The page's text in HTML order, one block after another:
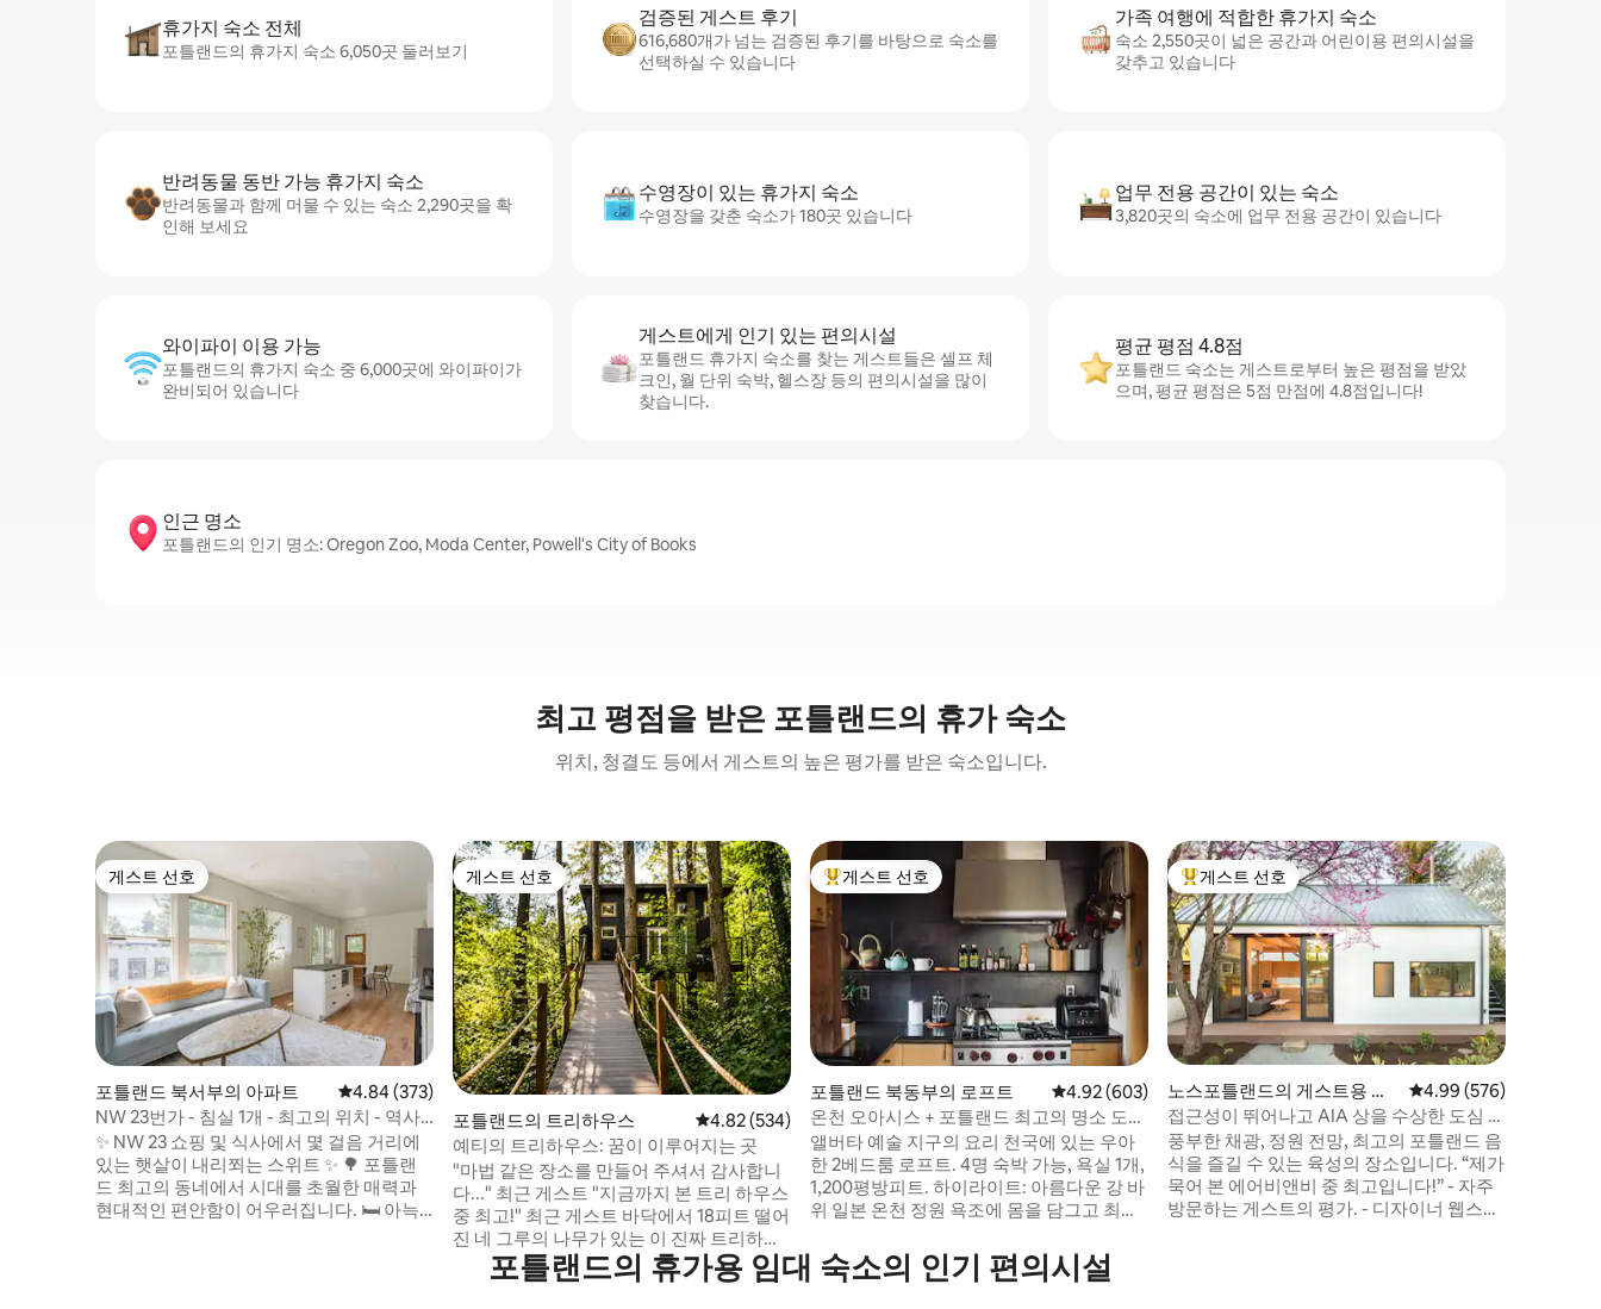
휴가지 숙소 전체
포틀랜드의 휴가지 숙소 6,050곳 둘러보기
검증된 게스트 후기
616,680개가 넘는 검증된 후기를 바탕으로 숙소를
선택하실 수 있습니다
가족 여행에 적합한 휴가지 숙소
숙소 2,550곳이 넓은 공간과 어린이용 편의시설을
갖추고 있습니다
반려동물 동반 가능 휴가지 숙소
반려동물과 함께 머물 수 있는 숙소 2,290곳을 확
인해 보세요
수영장이 있는 휴가지 숙소
수영장을 갖춘 숙소가 180곳 있습니다
업무 전용 공간이 있는 숙소
3,820곳의 숙소에 업무 전용 공간이 있습니다
와이파이 이용 가능
포틀랜드의 휴가지 숙소 중 6,000곳에 와이파이가
완비되어 있습니다
게스트에게 인기 있는 편의시설
포틀랜드 휴가지 숙소를 찾는 게스트들은 셀프 체
크인, 월 단위 숙박, 헬스장 등의 편의시설을 많이
찾습니다.
평균 평점 4.8점
포틀랜드 숙소는 게스트로부터 높은 평점을 받았
으며, 평균 평점은 5점 만점에 4.8점입니다!
인근 명소
포틀랜드의 인기 명소: Oregon Zoo, Moda Center, Powell's City of Books
최고 평점을 받은 포틀랜드의 휴가 숙소
위치, 청결도 등에서 게스트의 높은 평가를 받은 숙소입니다.
게스트 선호
게스트 선호
포틀랜드 북서부의 아파트 평점 4.84점(5점 만점), 후기 373개
4.84 (373)
NW 23번가 - 침실 1개 - 최고의 위치 - 역사
적인 아름다움
✨ NW 23 쇼핑 및 식사에서 몇 걸음 거리에
있는 햇살이 내리쬐는 스위트 ✨ 🌳 포틀랜
드 최고의 동네에서 시대를 초월한 매력과
현대적인 편안함이 어우러집니다. 🛏️ 아늑
게스트 선호
게스트 선호
포틀랜드의 트리하우스 평점 4.82점(5점 만점), 후기 534개
4.82 (534)
예티의 트리하우스: 꿈이 이루어지는 곳
"마법 같은 장소를 만들어 주셔서 감사합니
다..." 최근 게스트 "지금까지 본 트리 하우스
중 최고!" 최근 게스트 바닥에서 18피트 떨어
진 네 그루의 나무가 있는 이 진짜 트리하우
스에서 아이들이 놀 수 있도록 해주세요. 집
라인을 타거나 거대한 욕조에 몸을 담그세
상위 게스트 선호
게스트 선호
포틀랜드 북동부의 로프트 평점 4.92점(5점 만점), 후기 603개
4.92 (603)
온천 오아시스 + 포틀랜드 최고의 명소 도보
투어
앨버타 예술 지구의 요리 천국에 있는 우아
한 2베드룸 로프트. 4명 숙박 가능, 욕실 1개,
1,200평방피트. 하이라이트: 아름다운 강 바
위 일본 온천 정원 욕조에 몸을 담그고 최고
공유) 편의 시설: 와이파이, 넷플릭스, 완비
된 주방. 유명 음식점에서 몇 걸음 거리: 가비
상위 게스트 선호
게스트 선호
노스포틀랜드의 게스트용 별
채
평점 4.99점(5점 만점),
4.99 (576)
접근성이 뛰어나고 AIA 상을 수상한 도심 속
정원 오아시스
풍부한 채광, 정원 전망, 최고의 포틀랜드 음
식을 즐길 수 있는 육성의 장소입니다. “제가
묵어 본 에어비앤비 중 최고입니다!” - 자주
방문하는 게스트의 평가. - 디자이너 웹스터
포틀랜드의 휴가용 임대 숙소의 인기 편의시설